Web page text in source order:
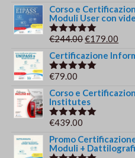
prezzo
originale
era:
prezzo
attuale
è:
Corso e
Moduli User con
Valutato
€244.00Il
prezzo
originale
€244.00.
€179.00
Certificazione
Valutato
€79.00
Corso e
Institutes
Valutato
€439.00
Promo
Moduli +